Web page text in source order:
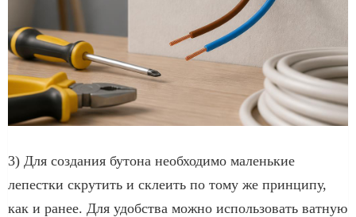
3) Для создания бутона необходимо маленькие
лепестки скрутить и склеить по тому же принципу,
как и ранее. Для удобства можно использовать ватную